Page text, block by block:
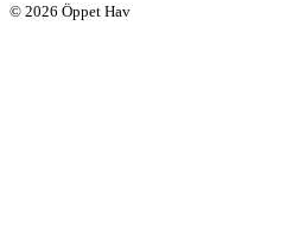
© 2026 Öppet Hav